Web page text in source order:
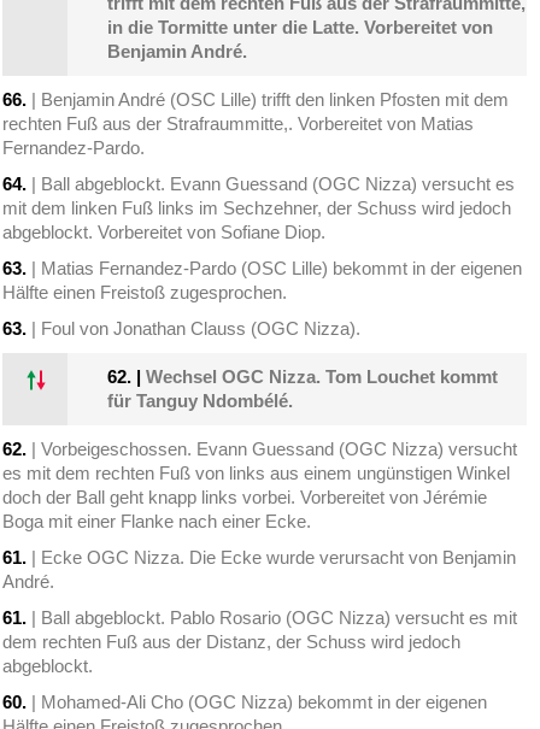
in die Tormitte unter die Latte. Vorbereitet von
Benjamin André.
66. | Benjamin André (OSC Lille) trifft den linken Pfosten mit dem
rechten Fuß aus der Strafraummitte,. Vorbereitet von Matias
Fernandez-Pardo.
64. | Ball abgeblockt. Evann Guessand (OGC Nizza) versucht es
mit dem linken Fuß links im Sechzehner, der Schuss wird jedoch
abgeblockt. Vorbereitet von Sofiane Diop.
63. | Matias Fernandez-Pardo (OSC Lille) bekommt in der eigenen
Hälfte einen Freistoß zugesprochen.
63. | Foul von Jonathan Clauss (OGC Nizza).
62. |Wechsel OGC Nizza. Tom Louchet kommt
für Tanguy Ndombélé.
62. | Vorbeigeschossen. Evann Guessand (OGC Nizza) versucht
es mit dem rechten Fuß von links aus einem ungünstigen Winkel
doch der Ball geht knapp links vorbei. Vorbereitet von Jérémie
Boga mit einer Flanke nach einer Ecke.
61. | Ecke OGC Nizza. Die Ecke wurde verursacht von Benjamin
André.
61. | Ball abgeblockt. Pablo Rosario (OGC Nizza) versucht es mit
dem rechten Fuß aus der Distanz, der Schuss wird jedoch
abgeblockt.
60. | Mohamed-Ali Cho (OGC Nizza) bekommt in der eigenen